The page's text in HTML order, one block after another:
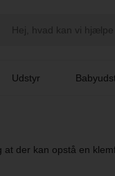
Udstyr
der kan opstå en